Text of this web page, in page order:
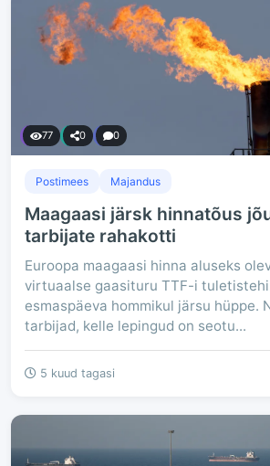
77 0 0
Postimees Majandus
Maagaasi järsk hinnatõus
tarbijate rahakotti
Euroopa maagaasi hinna aluseks
virtuaalse gaasituru TTF-i
esmaspäeva hommikul järsu hüppe.
tarbijad, kelle lepingud on seotu...
5 kuud tagasi